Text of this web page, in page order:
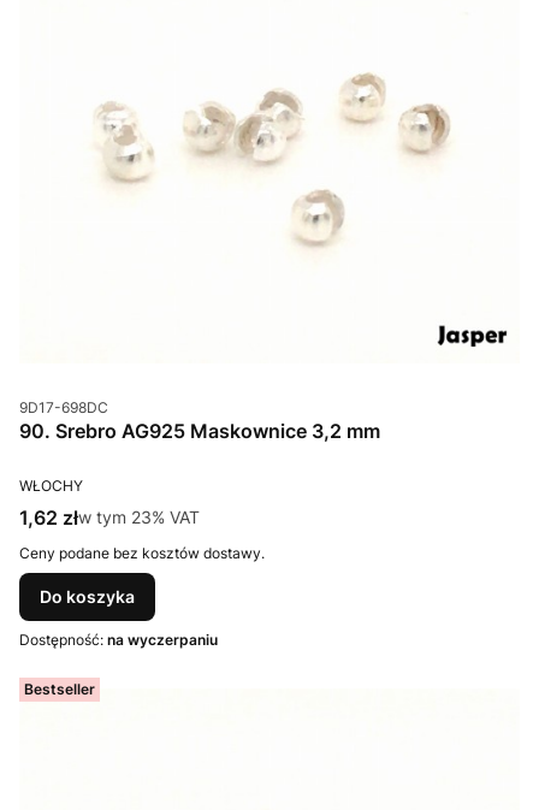
Kod produktu
9D17-698DC
90. Srebro AG925 Maskownice 3,2 mm
PRODUCENT
WŁOCHY
Cena brutto
1,62 złw tym %s VAT
w tym 23% VAT
Ceny podane bez kosztów dostawy.
Do koszyka
Dostępność: na wyczerpaniu
Bestseller